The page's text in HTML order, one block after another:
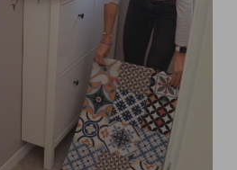
Steffido